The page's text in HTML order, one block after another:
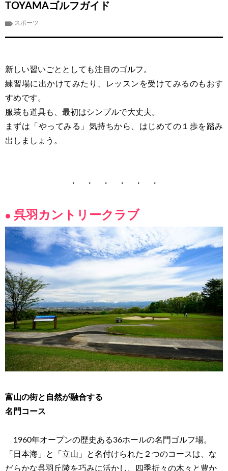
TOYAMAゴルフガイド
スポーツ
新しい習いごととしても注目のゴルフ。
練習場に出かけてみたり、レッスンを受けてみるのもおす
すめです。
服装も道具も、最初はシンプルで大丈夫。
まずは「やってみる」気持ちから、はじめての１歩を踏み
出しましょう。
・ ・ ・ ・ ・ ・
● 呉羽カントリークラブ
富山の街と自然が融合する
名門コース
1960年オープンの歴史ある36ホールの名門ゴルフ場。
「日本海」と「立山」と名付けられた２つのコースは、な
だらかな呉羽丘陵を巧みに活かし、四季折々の木々と豊か